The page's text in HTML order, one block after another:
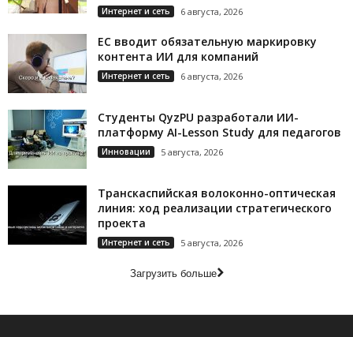
Интернет и сеть 6 августа, 2026
ЕС вводит обязательную маркировку
контента ИИ для компаний
Интернет и сеть 6 августа, 2026
Студенты QyzPU разработали ИИ-
платформу AI-Lesson Study для педагогов
Инновации 5 августа, 2026
Транскаспийская волоконно-оптическая
линия: ход реализации стратегического
проекта
Интернет и сеть 5 августа, 2026
Загрузить больше